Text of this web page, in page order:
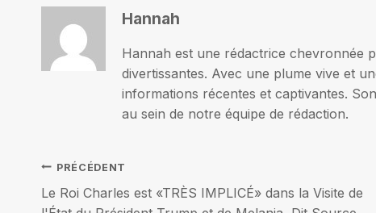
Hannah
Hannah est une rédactrice chevronnée
divertissantes. Avec une plume vive et
informations récentes et captivantes.
au sein de notre équipe de rédaction.
Navigation
PRÉCÉDENT
Le Roi Charles est «TRÈS IMPLICÉ» dans la Visite de